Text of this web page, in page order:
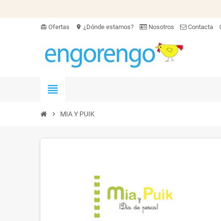
card_giftcard Ofertas location_on ¿Dónde estamos? Nosotros Contacta
view_headline
chevron_right MIA Y PUIK